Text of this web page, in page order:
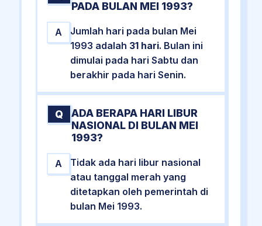
PADA BULAN MEI 1993?
A
Jumlah hari pada bulan Mei
1993 adalah 31 hari. Bulan ini
dimulai pada hari Sabtu dan
berakhir pada hari Senin.
Q
ADA BERAPA HARI LIBUR
NASIONAL DI BULAN MEI
1993?
A
Tidak ada hari libur nasional
atau tanggal merah yang
ditetapkan oleh pemerintah di
bulan Mei 1993.